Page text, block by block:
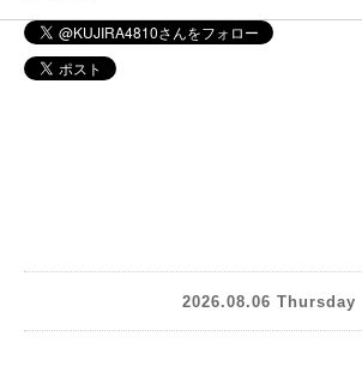
2026.08.06 Thursday